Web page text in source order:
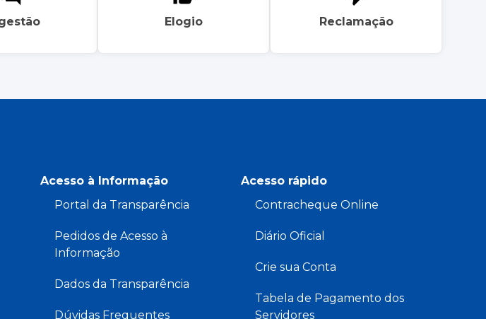
Elogio Reclamação
Acesso à Informação
Portal da Transparência
Pedidos de Acesso à
Informação
Dados da Transparência
Dúvidas Frequentes
Acesso rápido
Contracheque Online
Diário Oficial
Crie sua Conta
Tabela de Pagamento dos
Servidores